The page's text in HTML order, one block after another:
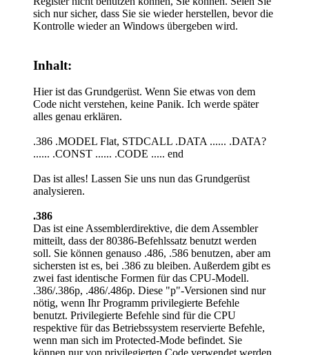
sich nur sicher, dass Sie sie wieder herstellen, bevor die
Kontrolle wieder an Windows übergeben wird.
Inhalt:
Hier ist das Grundgerüst. Wenn Sie etwas von dem
Code nicht verstehen, keine Panik. Ich werde später
alles genau erklären.
.386 .MODEL Flat, STDCALL .DATA ...... .DATA?
...... .CONST ...... .CODE ..... end
Das ist alles! Lassen Sie uns nun das Grundgerüst
analysieren.
.386
Das ist eine Assemblerdirektive, die dem Assembler
mitteilt, dass der 80386-Befehlssatz benutzt werden
soll. Sie können genauso .486, .586 benutzen, aber am
sichersten ist es, bei .386 zu bleiben. Außerdem gibt es
zwei fast identische Formen für das CPU-Modell.
.386/.386p, .486/.486p. Diese "p"-Versionen sind nur
nötig, wenn Ihr Programm privilegierte Befehle
benutzt. Privilegierte Befehle sind für die CPU
respektive für das Betriebssystem reservierte Befehle,
wenn man sich im Protected-Mode befindet. Sie